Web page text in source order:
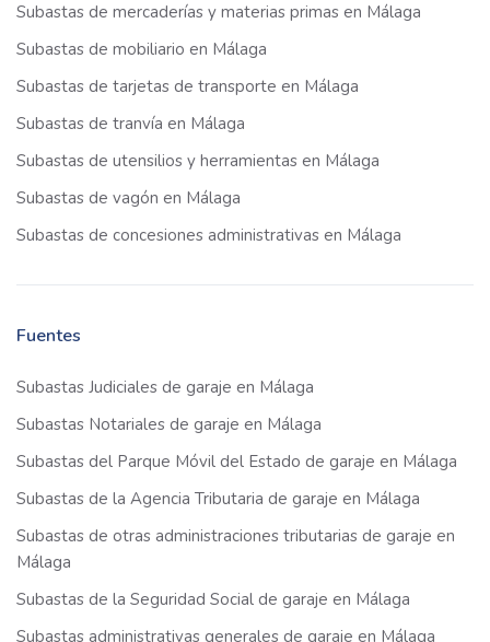
Subastas de mercaderías y materias primas en Málaga
Subastas de mobiliario en Málaga
Subastas de tarjetas de transporte en Málaga
Subastas de tranvía en Málaga
Subastas de utensilios y herramientas en Málaga
Subastas de vagón en Málaga
Subastas de concesiones administrativas en Málaga
Fuentes
Subastas Judiciales de garaje en Málaga
Subastas Notariales de garaje en Málaga
Subastas del Parque Móvil del Estado de garaje en Málaga
Subastas de la Agencia Tributaria de garaje en Málaga
Subastas de otras administraciones tributarias de garaje en
Málaga
Subastas de la Seguridad Social de garaje en Málaga
Subastas administrativas generales de garaje en Málaga